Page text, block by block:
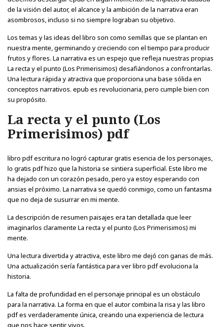
de la visión del autor, el alcance y la ambición de la narrativa eran
asombrosos, incluso si no siempre lograban su objetivo.
Los temas y las ideas del libro son como semillas que se plantan en
nuestra mente, germinando y creciendo con el tiempo para producir
frutos y flores. La narrativa es un espejo que refleja nuestras propias
La recta y el punto (Los Primerisimos) desafiándonos a confrontarlas.
Una lectura rápida y atractiva que proporciona una base sólida en
conceptos narrativos. epub es revolucionaria, pero cumple bien con
su propósito.
La recta y el punto (Los
Primerisimos) pdf
libro pdf escritura no logró capturar gratis esencia de los personajes,
lo gratis pdf hizo que la historia se sintiera superficial. Este libro me
ha dejado con un corazón pesado, pero ya estoy esperando con
ansias el próximo. La narrativa se quedó conmigo, como un fantasma
que no deja de susurrar en mi mente.
La descripción de resumen paisajes era tan detallada que leer
imaginarlos claramente La recta y el punto (Los Primerisimos) mi
mente.
Una lectura divertida y atractiva, este libro me dejó con ganas de más.
Una actualización sería fantástica para ver libro pdf evoluciona la
historia.
La falta de profundidad en el personaje principal es un obstáculo
para la narrativa. La forma en que el autor combina la risa y las libro
pdf es verdaderamente única, creando una experiencia de lectura
que nos hace sentir vivos.